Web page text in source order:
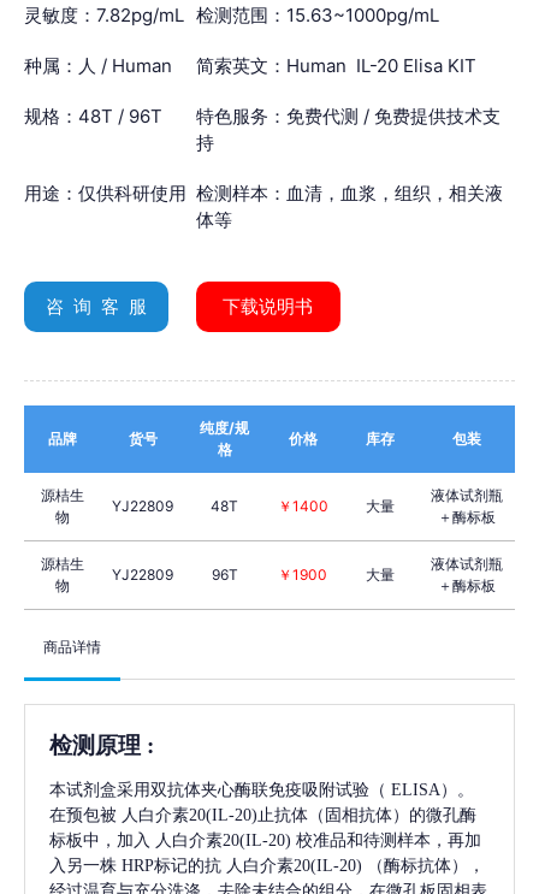
灵敏度：7.82pg/mL 检测范围：15.63~1000pg/mL
种属：人 / Human 简索英文：Human IL-20 Elisa KIT
规格：48T / 96T
特色服务：免费代测 / 免费提供技术支
持
用途：仅供科研使用 检测样本：血清，血浆，组织，相关液
体等
咨 询 客 服 下载说明书
品牌 货号
纯度/规
格
价格 库存 包装
源桔生
物
YJ22809 48T ￥1400 大量
液体试剂瓶
＋酶标板
源桔生
物
YJ22809 96T ￥1900 大量
液体试剂瓶
＋酶标板
商品详情
检测原理 :
本试剂盒采用双抗体夹心酶联免疫吸附试验（ ELISA）。
在预包被 人白介素20(IL-20) 止抗体（固相抗体）的微孔酶
标板中，加入
人白介素20(IL-20) 校准品和待测样本，再加
入另一株 HRP标记的抗 人白介素20(IL-20)
（酶标抗体），